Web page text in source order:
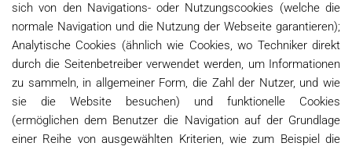
sich von den Navigations- oder Nutzungscookies (welche die
normale Navigation und die Nutzung der Webseite garantieren);
Analytische Cookies (ähnlich wie Cookies, wo Techniker direkt
durch die Seitenbetreiber verwendet werden, um Informationen
zu sammeln, in allgemeiner Form, die Zahl der Nutzer, und wie
sie die Website besuchen) und funktionelle Cookies
(ermöglichen dem Benutzer die Navigation auf der Grundlage
einer Reihe von ausgewählten Kriterien, wie zum Beispiel die